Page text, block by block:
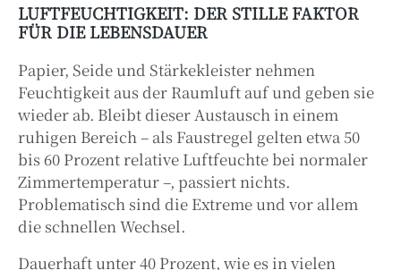
LUFTFEUCHTIGKEIT: DER STILLE FAKTOR
FÜR DIE LEBENSDAUER
Papier, Seide und Stärkekleister nehmen
Feuchtigkeit aus der Raumluft auf und geben sie
wieder ab. Bleibt dieser Austausch in einem
ruhigen Bereich – als Faustregel gelten etwa 50
bis 60 Prozent relative Luftfeuchte bei normaler
Zimmertemperatur –, passiert nichts.
Problematisch sind die Extreme und vor allem
die schnellen Wechsel.
Dauerhaft unter 40 Prozent, wie es in vielen